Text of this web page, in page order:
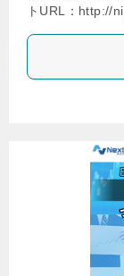
トURL：http://